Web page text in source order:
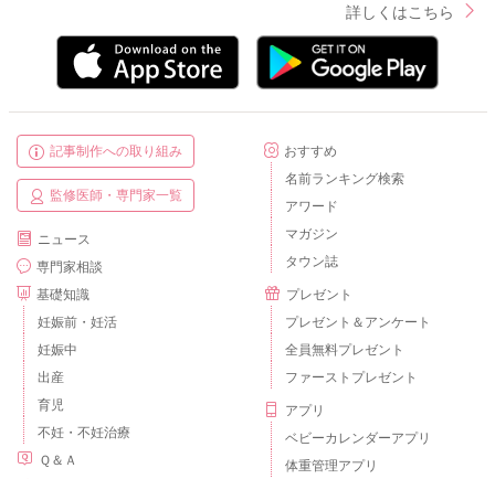
詳しくはこちら
記事制作への取り組み
監修医師・専門家一覧
ニュース
専門家相談
基礎知識
妊娠前・妊活
妊娠中
出産
育児
不妊・不妊治療
Ｑ＆Ａ
おすすめ
名前ランキング検索
アワード
マガジン
タウン誌
プレゼント
プレゼント＆アンケート
全員無料プレゼント
ファーストプレゼント
アプリ
ベビーカレンダーアプリ
体重管理アプリ